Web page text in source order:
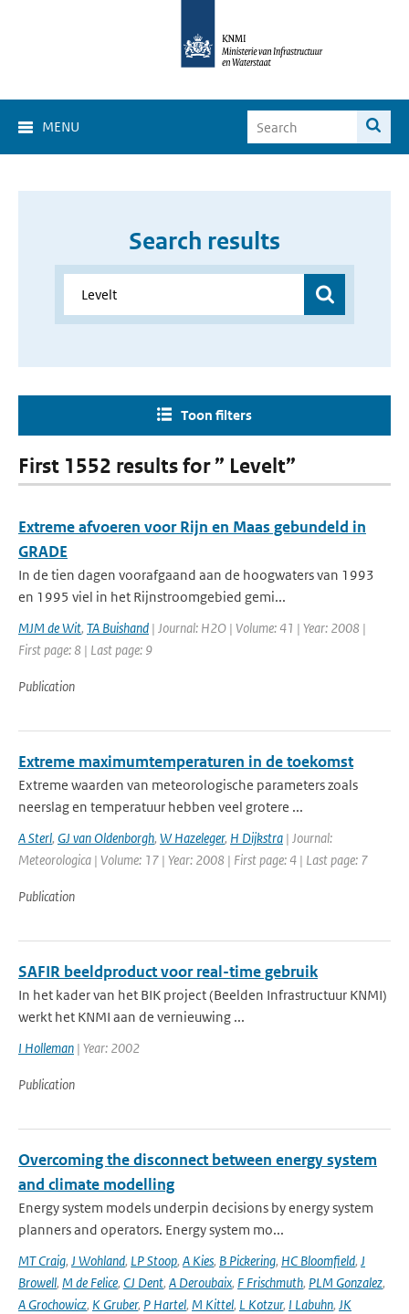
MENU
Search results
Toon filters
First 1552 results for ” Levelt”
Extreme afvoeren voor Rijn en Maas gebundeld in
GRADE
In de tien dagen voorafgaand aan de hoogwaters van 1993
en 1995 viel in het Rijnstroomgebied gemi...
MJM de Wit, TA Buishand | Journal: H2O | Volume: 41 | Year: 2008 |
First page: 8 | Last page: 9
Publication
Extreme maximumtemperaturen in de toekomst
Extreme waarden van meteorologische parameters zoals
neerslag en temperatuur hebben veel grotere ...
A Sterl, GJ van Oldenborgh, W Hazeleger, H Dijkstra | Journal:
Meteorologica | Volume: 17 | Year: 2008 | First page: 4 | Last page: 7
Publication
SAFIR beeldproduct voor real-time gebruik
In het kader van het BIK project (Beelden Infrastructuur KNMI)
werkt het KNMI aan de vernieuwing ...
I Holleman | Year: 2002
Publication
Overcoming the disconnect between energy system
and climate modelling
Energy system models underpin decisions by energy system
planners and operators. Energy system mo...
MT Craig, J Wohland, LP Stoop, A Kies, B Pickering, HC Bloomfield, J
Browell, M de Felice, CJ Dent, A Deroubaix, F Frischmuth, PLM Gonzalez,
A Grochowicz, K Gruber, P Hartel, M Kittel, L Kotzur, I Labuhn, JK